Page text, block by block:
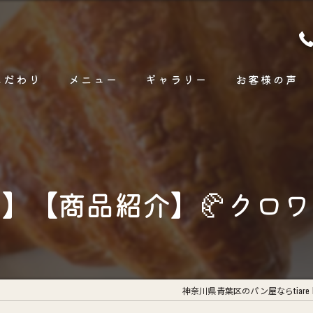
わり メニュー ギャラリー お客様の声
【商品紹介】🥐クロ
神奈川県青葉区のパン屋ならtiare